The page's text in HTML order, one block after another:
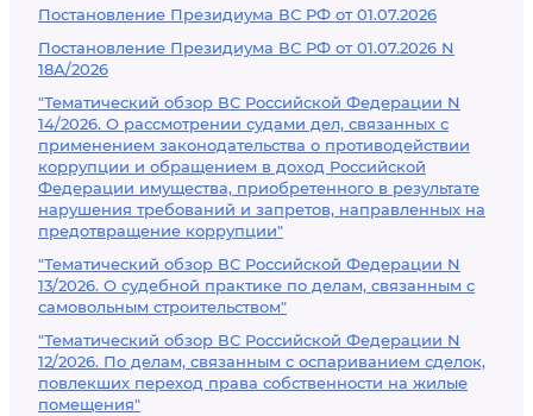
Постановление Президиума ВС РФ от 01.07.2026
Постановление Президиума ВС РФ от 01.07.2026 N
18А/2026
"Тематический обзор ВС Российской Федерации N
14/2026. О рассмотрении судами дел, связанных с
применением законодательства о противодействии
коррупции и обращением в доход Российской
Федерации имущества, приобретенного в результате
нарушения требований и запретов, направленных на
предотвращение коррупции"
"Тематический обзор ВС Российской Федерации N
13/2026. О судебной практике по делам, связанным с
самовольным строительством"
"Тематический обзор ВС Российской Федерации N
12/2026. По делам, связанным с оспариванием сделок,
повлекших переход права собственности на жилые
помещения"